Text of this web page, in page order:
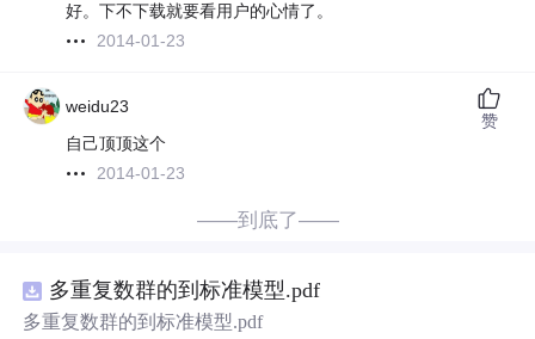
好。下不下载就要看用户的心情了。
2014-01-23
weidu23
自己顶顶这个
2014-01-23
赞
——到底了——
多重复数群的到标准模型.pdf
多重复数群的到标准模型.pdf